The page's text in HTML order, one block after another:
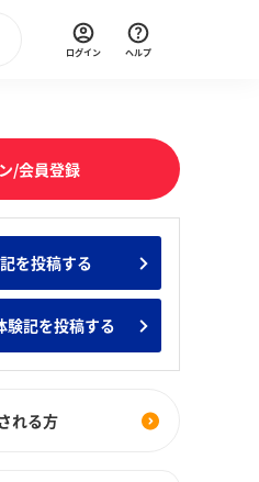
んなのインターン人気企業ランキ
近のイベント一覧
ログイン ヘルプ
/会員登録
を投稿する
験記を投稿する
れる方